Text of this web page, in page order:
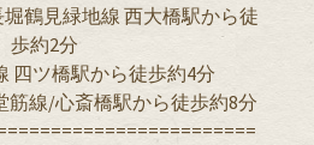
鶴見緑地線 西大橋駅から徒
歩約2分
四ツ橋駅から徒歩約4分
筋線/心斎橋駅から徒歩約8分